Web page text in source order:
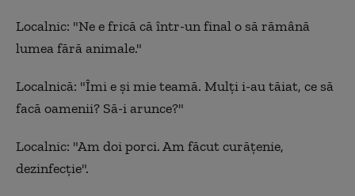
Localnic: "Ne e frică că într-un final o să rămână
lumea fără animale."
Localnică: "Îmi e și mie teamă. Mulți i-au tăiat, ce să
facă oamenii? Să-i arunce?"
Localnic: "Am doi porci. Am făcut curățenie,
dezinfecție".